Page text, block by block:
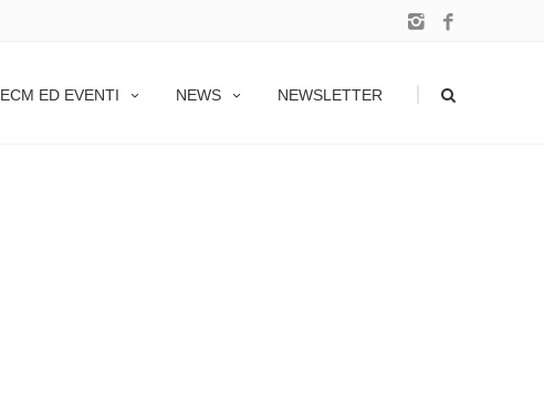
ECM ED EVENTI NEWS NEWSLETTER